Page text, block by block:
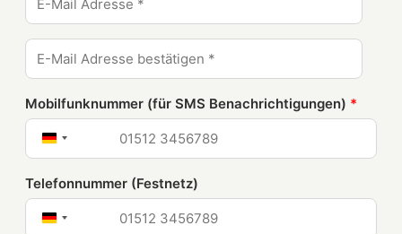
Mobilfunknummer (für SMS Benachrichtigungen) *
Deutschland
+49
Telefonnummer (Festnetz)
Deutschland